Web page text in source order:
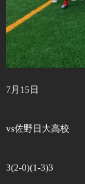
7月15日
vs佐野日大高校
3(2-0)(1-3)3